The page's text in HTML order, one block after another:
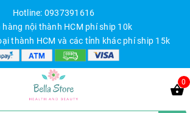
Hotline: 0937391616
hàng nội thành HCM phí ship 10k
thành HCM và các tỉnh khác phí ship 15k
0